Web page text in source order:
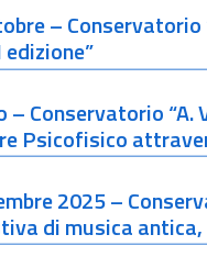
– Conservatorio
Conservatorio “A.
Psicofisico
2025 –
di musica